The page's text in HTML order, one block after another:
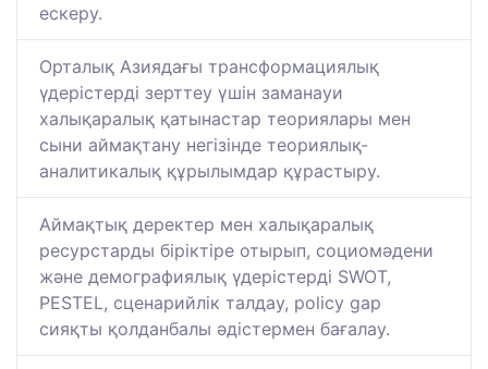
ескеру.
Орталық Азиядағы трансформациялық
үдерістерді зерттеу үшін заманауи
халықаралық қатынастар теориялары мен
сыни аймақтану негізінде теориялық-
аналитикалық құрылымдар құрастыру.
Аймақтық деректер мен халықаралық
ресурстарды біріктіре отырып, социомәдени
және демографиялық үдерістерді SWOT,
PESTEL, сценарийлік талдау, policy gap
сияқты қолданбалы әдістермен бағалау.